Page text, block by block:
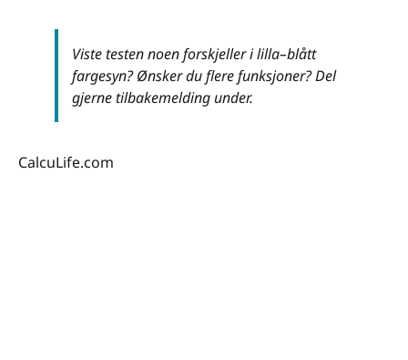
Viste testen noen forskjeller i lilla–blått
fargesyn? Ønsker du flere funksjoner? Del
gjerne tilbakemelding under.
CalcuLife.com